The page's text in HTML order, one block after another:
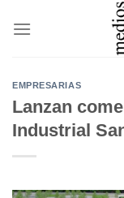
EMPRESARIAS
Lanzan
Industrial